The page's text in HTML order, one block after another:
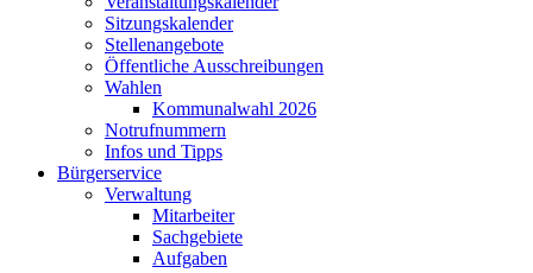
Sitzungskalender
Stellenangebote
Öffentliche Ausschreibungen
Wahlen
Kommunalwahl 2026
Notrufnummern
Infos und Tipps
Bürgerservice
Verwaltung
Mitarbeiter
Sachgebiete
Aufgaben